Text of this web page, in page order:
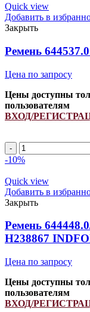
ремень
клиновой
INDFORCE
Strongest
quantity
Quick view
Добавить в
Закрыть
Ремень
Цена по запросу
Цены доступны
пользователям
ВХОД/
Ремень
644537.0
quantity
-10%
Quick view
Добавить в
Закрыть
Ремень
H238867
Цена по запросу
Цены доступны
пользователям
ВХОД/